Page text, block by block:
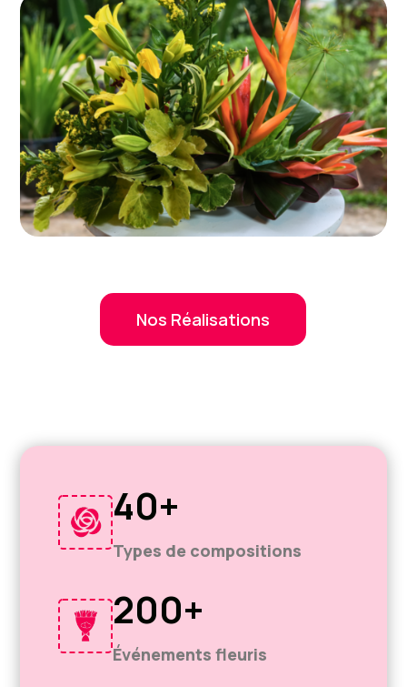
Nos Réalisations
40+
Types de compositions
200+
Événements fleuris